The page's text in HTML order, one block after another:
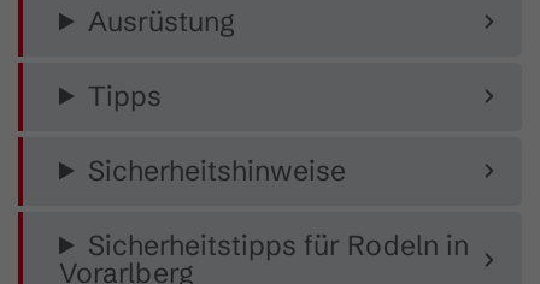
Ausrüstung
Tipps
Sicherheitshinweise
Sicherheitstipps für Rodeln in
Vorarlberg